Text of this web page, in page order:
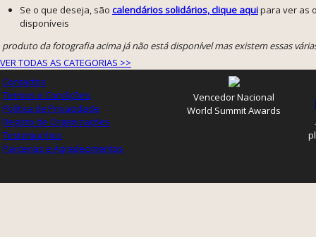
Se o que deseja, são calendários solidários, clique aquipara ver as
disponíveis
produto da fotografia acima já não está disponível mas existem essas
VER TODAS AS CATEGORIAS >>
Contactos
Termos e Condições
Política de Privacidade
Registo de Organizações
Testemunhos
Parcerias e Agradecimentos
Vencedor Nacional
World Summit Awards